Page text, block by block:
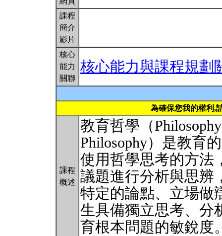
課程
簡介
影片
核心
能力
關聯
核心能力與課程規劃
為確保您我的權利,
課程
概述
教育哲學（
Philosophy）是教育
使用哲學思考的方法
議題進行分析與思辨
特定的論點、立場做
生具備獨立思考、分
育根本問題的敏銳度